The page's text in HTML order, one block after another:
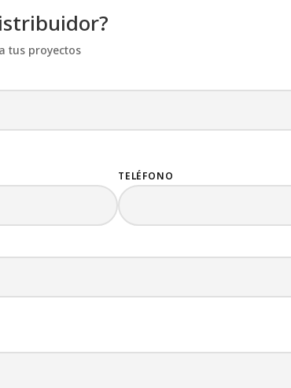
tus proyectos
TELÉFONO